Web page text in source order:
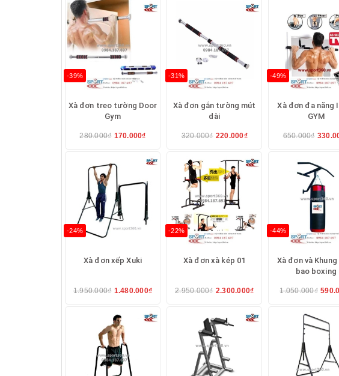
-39%
Xà đơn treo tường Door
Gym
280.000₫ 170.000₫
-31%
Xà đơn gắn tường mút
dài
320.000₫ 220.000₫
-49%
Xà đơn đa năng
GYM
650.000₫
-24%
Xà đơn xếp Xuki
1.950.000₫ 1.480.000₫
-22%
Xà đơn xà kép 01
2.950.000₫ 2.300.000₫
-44%
Xà đơn và
bao boxing
1.050.000₫